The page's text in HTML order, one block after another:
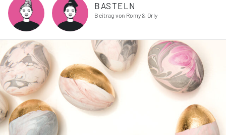
BASTELN
Beitrag von Romy & Orly